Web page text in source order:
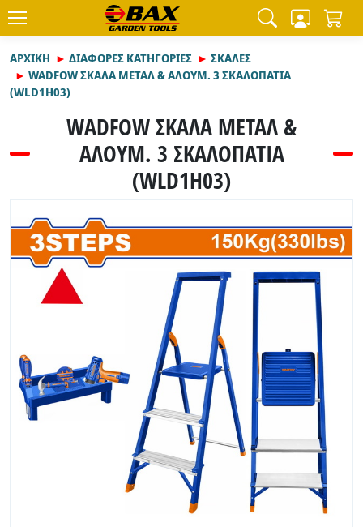
ΑΡΧΙΚΉ ΔΙΑΦΟΡΕΣ ΚΑΤΗΓΟΡΙΕΣ
ΣΚΑΛΕΣ
WADFOW ΣΚΑΛΑ ΜΕΤΑΛ & ΑΛΟΥΜ. 3 ΣΚΑΛΟΠΑΤΙΑ
(WLD1H03)
WADFOW ΣΚΑΛΑ ΜΕΤΑΛ &
ΑΛΟΥΜ. 3 ΣΚΑΛΟΠΑΤΙΑ
(WLD1H03)